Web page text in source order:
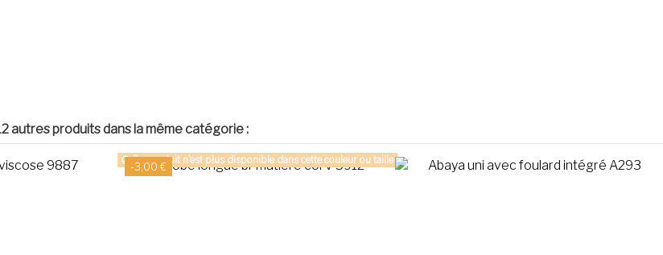
autres produits dans la même catégorie :
-3,00 €
Ce produit n'est plus disponible dans cette couleur ou taille